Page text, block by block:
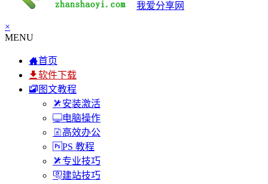
我爱分享网
×
MENU
首页
软件下载
图文教程
安装激活
电脑操作
高效办公
PS 教程
专业技巧
建站技巧